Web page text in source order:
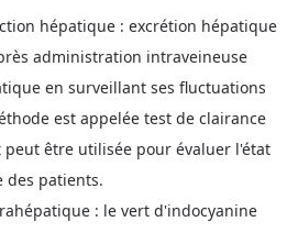
hépatique : excrétion hépatique
administration intraveineuse
en surveillant ses fluctuations
est appelée test de clairance
être utilisée pour évaluer l'état
des patients.
: le vert d'indocyanine